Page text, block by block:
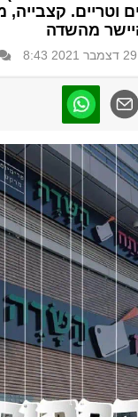
וטריים. קצבייה,
מהשדה
29 דצמבר 2021 8:43